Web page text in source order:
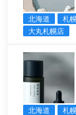
北海道 札
大丸札幌店
北海道 札